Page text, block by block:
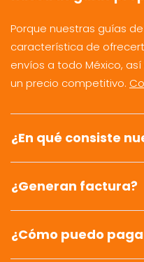
Porque nuestras guías
característica de
envíos a todo México,
un precio competitivo.
¿En qué consiste
¿Generan factura?
¿Cómo puedo